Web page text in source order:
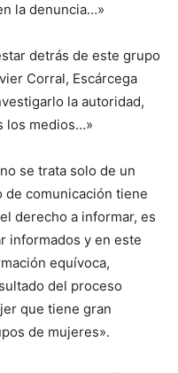
la denuncia…»
detrás de este grupo
Corral, Escárcega
la autoridad,
los medios…»
se trata solo de un
de comunicación tiene
derecho a informar, es
informados y en este
equívoca,
del proceso
que tiene gran
de mujeres».